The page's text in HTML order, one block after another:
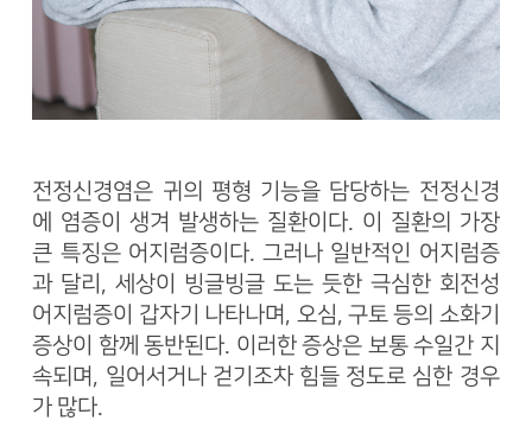
전정신경염은 귀의 평형 기능을 담당하는 전정신경
에 염증이 생겨 발생하는 질환이다. 이 질환의 가장
큰 특징은 어지럼증이다. 그러나 일반적인 어지럼증
과 달리, 세상이 빙글빙글 도는 듯한 극심한 회전성
어지럼증이 갑자기 나타나며, 오심, 구토 등의 소화기
증상이 함께 동반된다. 이러한 증상은 보통 수일간 지
속되며, 일어서거나 걷기조차 힘들 정도로 심한 경우
가 많다.